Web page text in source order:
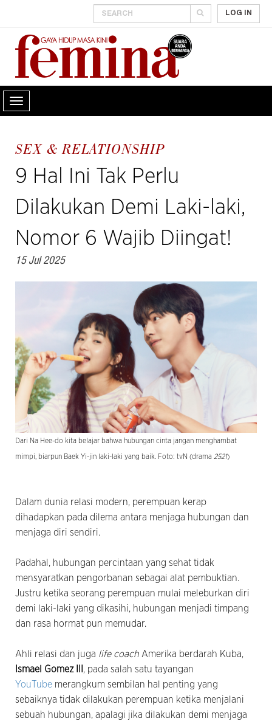
LOG IN
SEX & RELATIONSHIP
9 Hal Ini Tak Perlu
Dilakukan Demi Laki-laki,
Nomor 6 Wajib Diingat!
15 Jul 2025
Dari Na Hee-do kita belajar bahwa hubungan cinta jangan menghambat
mimpi, biarpun Baek Yi-jin laki-laki yang baik. Foto: tvN (drama 2521)
Dalam dunia relasi modern, perempuan kerap
dihadapkan pada dilema antara menjaga hubungan dan
menjaga diri sendiri.
Padahal, hubungan percintaan yang sehat tidak
mensyaratkan pengorbanan sebagai alat pembuktian.
Justru ketika seorang perempuan mulai meleburkan diri
demi laki-laki yang dikasihi, hubungan menjadi timpang
dan rasa hormat pun memudar.
Ahli relasi dan juga life coach Amerika berdarah Kuba,
Ismael Gomez III , pada salah satu tayangan
YouTube merangkum sembilan hal penting yang
sebaiknya tidak dilakukan perempuan ketika menjalani
sebuah hubungan, apalagi jika dilakukan demi menjaga